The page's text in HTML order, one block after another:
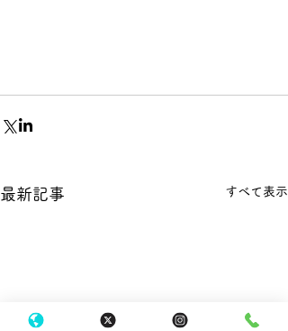
最新記事 すべて表示